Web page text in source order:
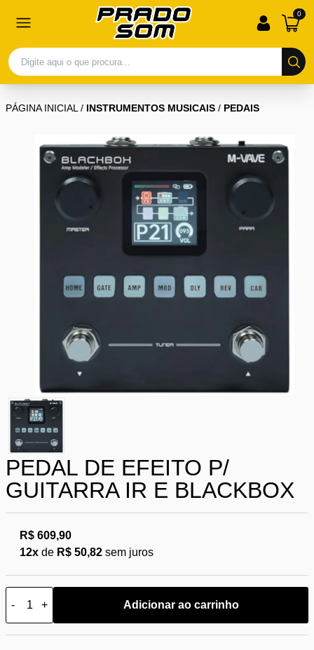
0
PÁGINA INICIAL/ INSTRUMENTOS MUSICAIS / PEDAIS
PEDAL DE EFEITO P/
GUITARRA IR E BLACKBOX
R$ 609,90
12x de R$ 50,82 sem juros
- + Adicionar ao carrinho